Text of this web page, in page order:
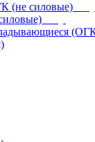
(не силовые)